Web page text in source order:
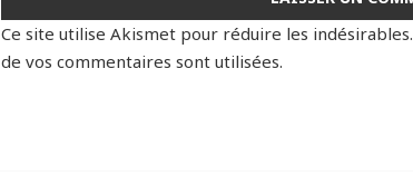
Ce site utilise Akismet pour réduire les indésirables.
de vos commentaires sont utilisées.